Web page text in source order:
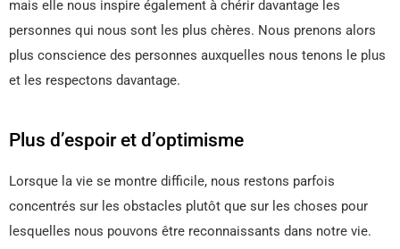
mais elle nous inspire également à chérir davantage les
personnes qui nous sont les plus chères. Nous prenons alors
plus conscience des personnes auxquelles nous tenons le plus
et les respectons davantage.
Plus d’espoir et d’optimisme
Lorsque la vie se montre difficile, nous restons parfois
concentrés sur les obstacles plutôt que sur les choses pour
lesquelles nous pouvons être reconnaissants dans notre vie.